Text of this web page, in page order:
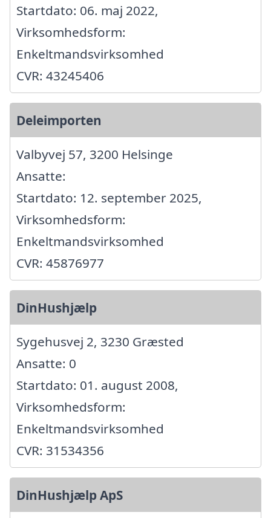
Startdato: 06. maj 2022,
Virksomhedsform:
Enkeltmandsvirksomhed
CVR: 43245406
Deleimporten
Valbyvej 57, 3200 Helsinge
Ansatte:
Startdato: 12. september 2025,
Virksomhedsform:
Enkeltmandsvirksomhed
CVR: 45876977
DinHushjælp
Sygehusvej 2, 3230 Græsted
Ansatte: 0
Startdato: 01. august 2008,
Virksomhedsform:
Enkeltmandsvirksomhed
CVR: 31534356
DinHushjælp ApS